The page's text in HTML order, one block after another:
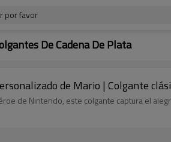
por favor
De Cadena De Plata
de Mario | Colgante
de Nintendo, este colgante captura el